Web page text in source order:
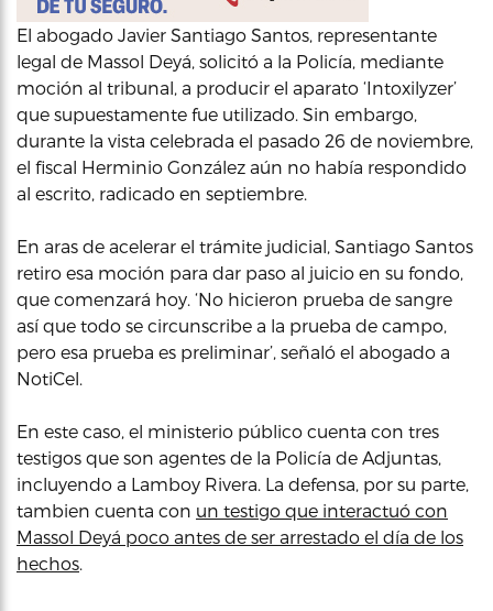
El abogado Javier Santiago Santos, representante
legal de Massol Deyá, solicitó a la Policía, mediante
moción al tribunal, a producir el aparato ‘Intoxilyzer’
que supuestamente fue utilizado. Sin embargo,
durante la vista celebrada el pasado 26 de noviembre,
el fiscal Herminio González aún no había respondido
al escrito, radicado en septiembre.
En aras de acelerar el trámite judicial, Santiago Santos
retiro esa moción para dar paso al juicio en su fondo,
que comenzará hoy. ‘No hicieron prueba de sangre
así que todo se circunscribe a la prueba de campo,
pero esa prueba es preliminar’, señaló el abogado a
NotiCel.
En este caso, el ministerio público cuenta con tres
testigos que son agentes de la Policía de Adjuntas,
incluyendo a Lamboy Rivera. La defensa, por su parte,
tambien cuenta con un testigo que interactuó con
Massol Deyá poco antes de ser arrestado el día de los
hechos.